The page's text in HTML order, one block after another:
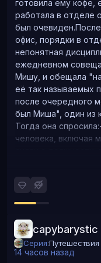
готовила ему кофе,
работала в отделе
был
офис, порядки в
непонятная
ежедневном
Мишу, и обещала
её так называемых
после очередного
был Миша", один из
Тогда она
человека, включая
отделов в регионе
субъективный
получилось:
разными путями. У
понимать, какая
один человек
из соображений
capybarystic
Серия:Путешествия
14 часов назад